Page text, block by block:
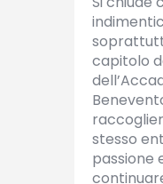
capitolo
stesso
passione